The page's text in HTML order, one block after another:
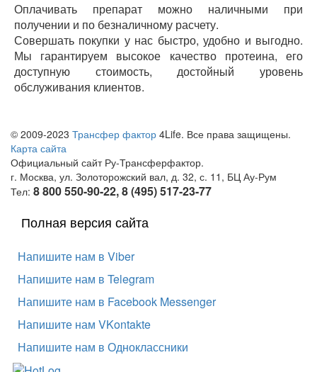
Оплачивать препарат можно наличными при
получении и по безналичному расчету.
Совершать покупки у нас быстро, удобно и выгодно.
Мы гарантируем высокое качество протеина, его
доступную стоимость, достойный уровень
обслуживания клиентов.
© 2009-2023 Трансфер фактор 4Life. Все права защищены.
Карта сайта
Официальный сайт Ру-Трансферфактор.
г. Москва, ул. Золоторожский вал, д. 32, с. 11, БЦ Ау-Рум
Тел: 8 800 550-90-22, 8 (495) 517-23-77
Полная версия сайта
Напишите нам в Viber
Напишите нам в Telegram
Напишите нам в Facebook Messenger
Напишите нам VKontakte
Напишите нам в Одноклассники